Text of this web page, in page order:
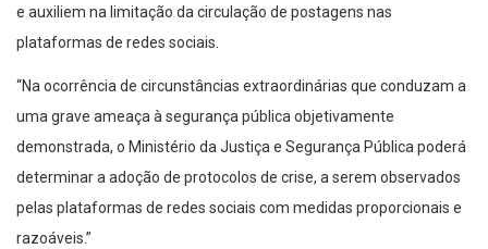
e auxiliem na limitação da circulação de postagens nas
plataformas de redes sociais.
“Na ocorrência de circunstâncias extraordinárias que conduzam a
uma grave ameaça à segurança pública objetivamente
demonstrada, o Ministério da Justiça e Segurança Pública poderá
determinar a adoção de protocolos de crise, a serem observados
pelas plataformas de redes sociais com medidas proporcionais e
razoáveis.”